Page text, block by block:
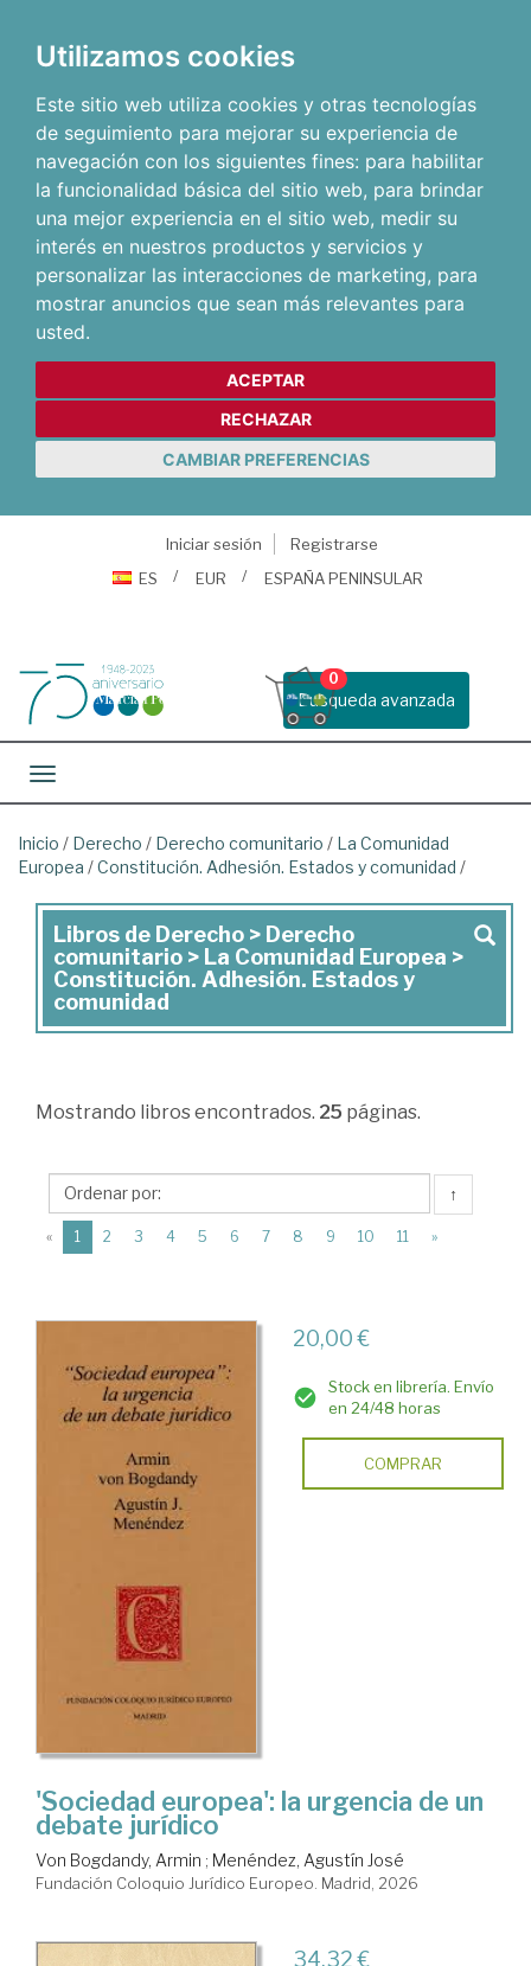
Utilizamos cookies
Este sitio web utiliza cookies y otras tecnologías
de seguimiento para mejorar su experiencia de
navegación con los siguientes fines: para habilitar
la funcionalidad básica del sitio web, para brindar
una mejor experiencia en el sitio web, medir su
interés en nuestros productos y servicios y
personalizar las interacciones de marketing, para
mostrar anuncios que sean más relevantes para
usted.
ACEPTAR
RECHAZAR
CAMBIAR PREFERENCIAS
Iniciar sesión
Registrarse
ES
EUR ESPAÑA PENINSULAR
Busqueda avanzada
0
Toggle navigation
Inicio / Derecho / Derecho comunitario / La Comunidad
Europea /Constitución. Adhesión. Estados y comunidad /
Libros
de
Derecho
comunitario
>
La
Comunidad
>
Adhesión.
Estados
comunidad
Libros de Derecho > Derecho
comunitario > La Comunidad Europea >
Constitución. Adhesión. Estados y
comunidad
Mostrando libros encontrados. 25 páginas.
↑
« 1 (current)
2 3 4 5 6 7 8 9 10 11 »
20,00 €
Stock en librería. Envío
en 24/48 horas
COMPRAR
'Sociedad europea': la urgencia de un
debate jurídico
Von Bogdandy, Armin ; Menéndez, Agustín José
Fundación Coloquio Jurídico Europeo. Madrid, 2026
34,32 €